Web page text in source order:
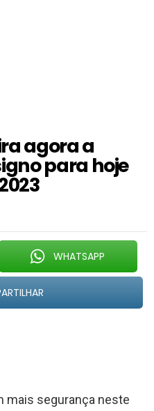
agora a
para hoje
WHATSAPP
mais segurança neste